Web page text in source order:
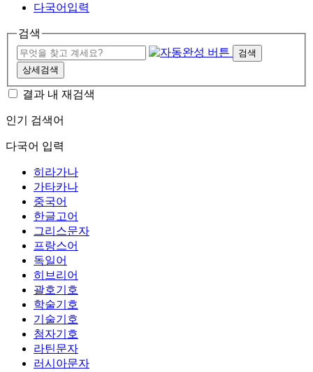
다국어입력
검색
검색
상세검색
결과 내 재검색
인기 검색어
다국어 입력
히라가나
가타카나
중국어
한글고어
그리스문자
프랑스어
독일어
히브리어
괄호기호
학술기호
기술기호
첨자기호
라틴문자
러시아문자